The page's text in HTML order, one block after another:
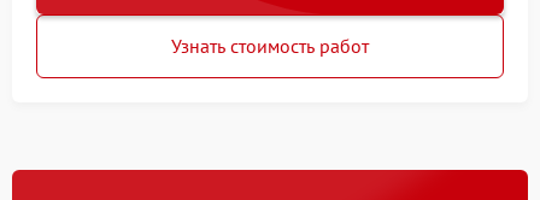
Узнать стоимость работ